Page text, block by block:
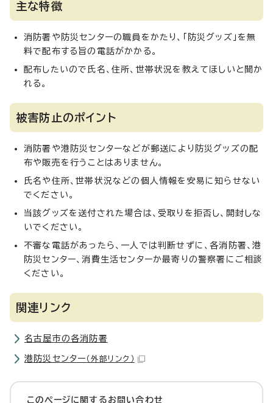
主な特徴
消防署や防災センターの職員をかたり、「防災グッズ」を無
料で配布する旨の電話がかかる。
配布したいので氏名、住所、世帯状況を教えてほしいと聞か
れる。
被害防止のポイント
消防署や港防災センターなどが郵送により防災グッズの配
布や販売を行うことはありません。
氏名や住所、世帯状況などの個人情報を安易に知らせない
でください。
当該グッズを送付された場合は、受取りを拒否し、開封しな
いでください。
不審な電話があったら、一人では判断せずに、各消防署、港
防災センター、消費生活センターか最寄りの警察署にご相談
ください。
関連リンク
名古屋市の各消防署
港防災センター （外部リンク）
このページに関する お問い合わせ